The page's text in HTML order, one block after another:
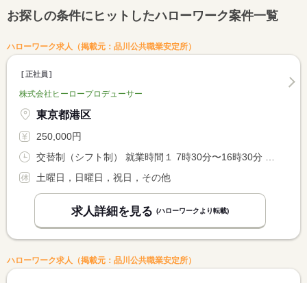
お探しの条件にヒットしたハローワーク案件一覧
ハローワーク求人（掲載元：品川公共職業安定所）
正社員
株式会社ヒーロープロデューサー
東京都港区
250,000円
土曜日，日曜日，祝日，その他
求人詳細を見る (ハローワークより転載)
ハローワーク求人（掲載元：品川公共職業安定所）